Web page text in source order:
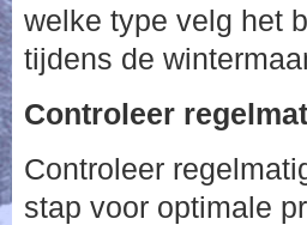
welke type velg het
tijdens de
Controleer
Controleer
stap voor optimale